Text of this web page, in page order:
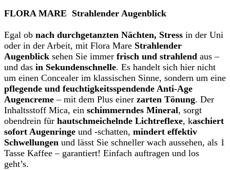
FLORA MARE Strahlender Augenblick
Egal ob nach durchgetanzten Nächten, Stress in der Uni
oder in der Arbeit, mit Flora Mare Strahlender
Augenblick sehen Sie immer frisch und strahlend aus –
und das in Sekundenschnelle. Es handelt sich hier nicht
um einen Concealer im klassischen Sinne, sondern um eine
pflegende und feuchtigkeitsspendende Anti-Age
Augencreme – mit dem Plus einer zarten Tönung. Der
Inhaltsstoff Mica, ein schimmerndes Mineral, sorgt
obendrein für hautschmeichelnde Lichtreflexe, kaschiert
sofort Augenringe und -schatten, mindert effektiv
Schwellungen und lässt Sie schneller wach aussehen, als 1
Tasse Kaffee – garantiert! Einfach auftragen und los
geht’s.